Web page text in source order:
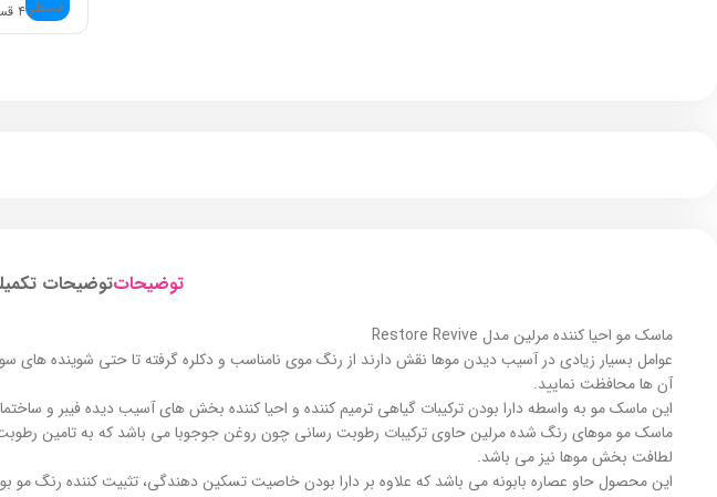
۴ قسط ماهیانه
توضیحاتتوضیحات
ماسک مو احیا کننده مرلین مدل Restore Revive
آن ها محافظت نمایید.
این ماسک مو به واسطه دارا بودن ترکیبات گیاهی ترمیم کننده و احیا کننده بخش های آسیب دیده فیبر و
ماسک مو موهای رنگ شده مرلین حاوی ترکیبات رطوبت رسانی چون روغن جوجوبا می باشد که به تامین رطوبت
لطافت بخش موها نیز می باشد.
این محصول حاو عصاره بابونه می باشد که علاوه بر دارا بودن خاصیت تسکین دهندگی، تثبیت کننده رنگ